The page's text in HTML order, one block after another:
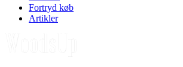
Fortryd køb
Artikler